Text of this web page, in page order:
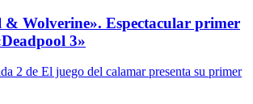
& Wolverine». Espectacular primer
3»